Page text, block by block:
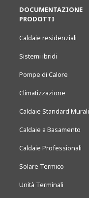
DOCUMENTAZIONE
PRODOTTI
Caldaie residenziali
Sistemi ibridi
Pompe di Calore
Climatizzazione
Caldaie Standard Murali
Caldaie a Basamento
Caldaie Professionali
Solare Termico
Unità Terminali